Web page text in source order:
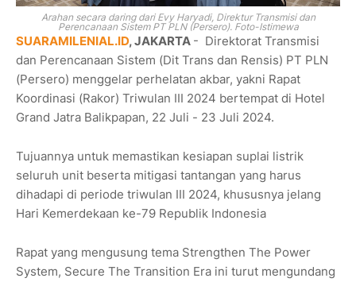
Arahan secara daring dari Evy Haryadi, Direktur Transmisi dan
Perencanaan Sistem PT PLN (Persero). Foto-Istimewa
SUARAMILENIAL.ID, JAKARTA - Direktorat Transmisi
dan Perencanaan Sistem (Dit Trans dan Rensis) PT PLN
(Persero) menggelar perhelatan akbar, yakni Rapat
Koordinasi (Rakor) Triwulan III 2024 bertempat di Hotel
Grand Jatra Balikpapan, 22 Juli - 23 Juli 2024.
Tujuannya untuk memastikan kesiapan suplai listrik
seluruh unit beserta mitigasi tantangan yang harus
dihadapi di periode triwulan III 2024, khususnya jelang
Hari Kemerdekaan ke-79 Republik Indonesia
Rapat yang mengusung tema Strengthen The Power
System, Secure The Transition Era ini turut mengundang